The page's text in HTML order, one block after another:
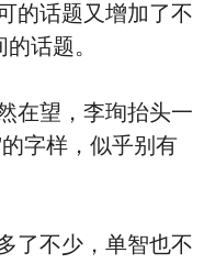
话题又增加了不
话题。
望，李珣抬头一
字样，似乎别有
不少，单智也不